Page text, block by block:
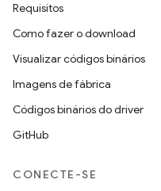
Requisitos
Como fazer o download
Visualizar códigos binários
Imagens de fábrica
Códigos binários do driver
GitHub
CONECTE-SE